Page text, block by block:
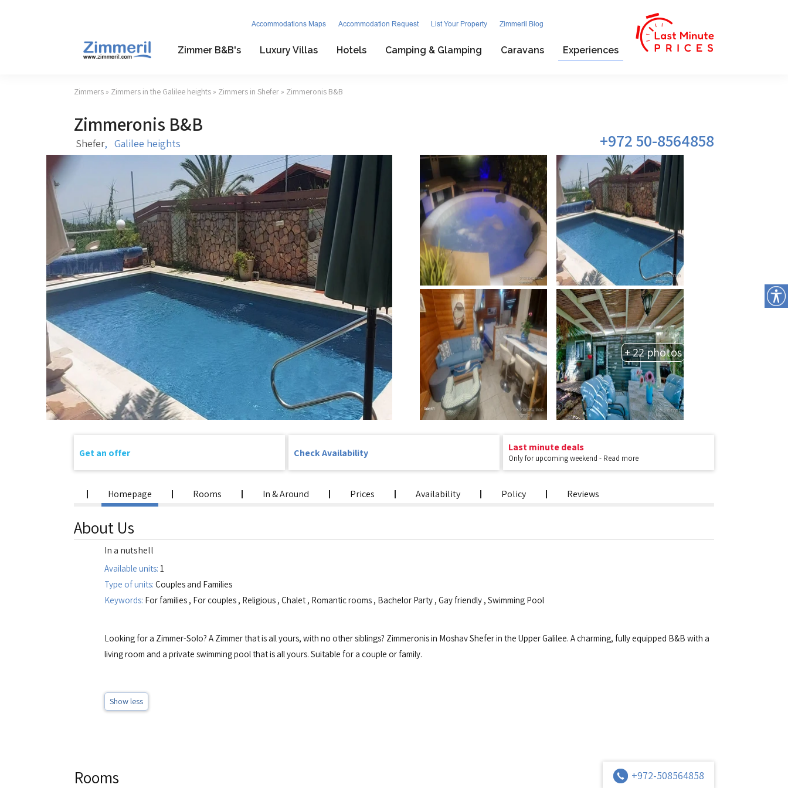
Accommodations Maps Accommodation Request List Your Property Zimmeril Blog
Zimmer B&B's Luxury Villas Hotels Camping & Glamping Caravans Experiences
Zimmers » Zimmers in the Galilee heights » Zimmers in Shefer » Zimmeronis B&B
972 50-8564858+
Zimmeronis B&B
Shefer, Galilee heights
+ 22 photos
Homepage Rooms In & Around Prices Availability Policy Reviews
About Us
In a nutshell
Available units: 1
Type of units: Couples and Families
Keywords: For families , For couples , Religious , Chalet , Romantic rooms , Bachelor Party , Gay friendly , Swimming Pool
Looking for a Zimmer-Solo? A Zimmer that is all yours, with no other siblings? Zimmeronis in Moshav Shefer in the Upper Galilee. A charming, fully equipped B&B with a
living room and a private swimming pool that is all yours. Suitable for a couple or family.
Show less
Rooms +972-508564858
Last minute deals
Only for upcoming weekend - Read more
Check Availability
Get an offer